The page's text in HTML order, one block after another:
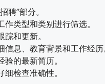
聘”部分。
作类型和类别进行筛选。
踪和更新。
信息、教育背景和工作经历
验的最新简历。
细检查准确性。